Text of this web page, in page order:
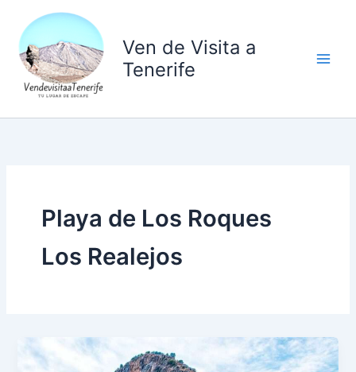
contenido
Ven de Visita a
Tenerife
Playa de Los Roques
Los Realejos